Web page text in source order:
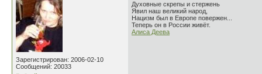
Зарегистрирован: 2006-02-10
Сообщений: 20033
Духовные скрепы и стержень
Явил наш великий народ,
Нацизм был в Европе повержен...
Теперь он в России живёт.
Алиса Деева